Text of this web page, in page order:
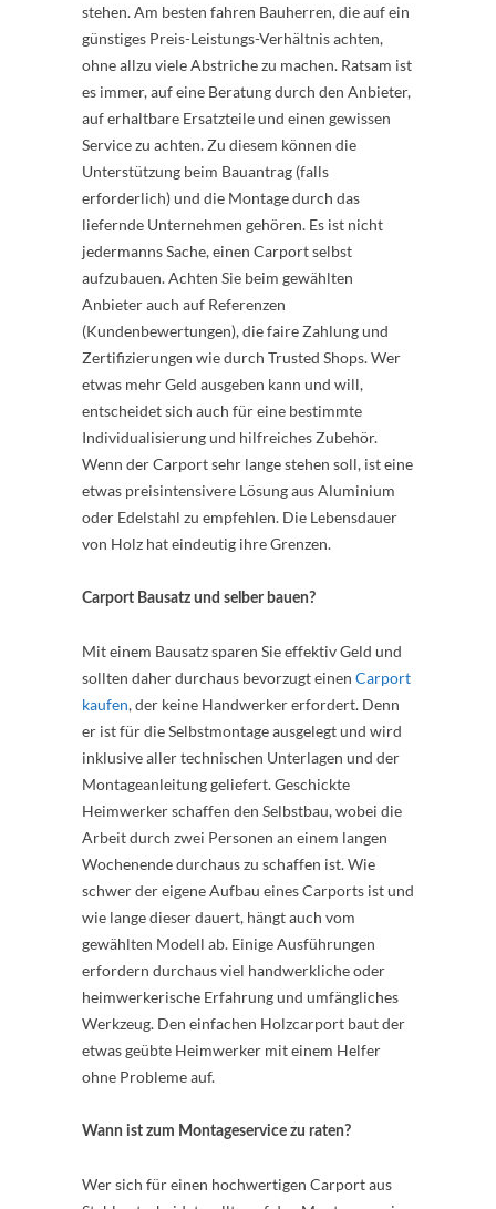
stehen. Am besten fahren Bauherren, die auf ein
günstiges Preis-Leistungs-Verhältnis achten,
ohne allzu viele Abstriche zu machen. Ratsam ist
es immer, auf eine Beratung durch den Anbieter,
auf erhaltbare Ersatzteile und einen gewissen
Service zu achten. Zu diesem können die
Unterstützung beim Bauantrag (falls
erforderlich) und die Montage durch das
liefernde Unternehmen gehören. Es ist nicht
jedermanns Sache, einen Carport selbst
aufzubauen. Achten Sie beim gewählten
Anbieter auch auf Referenzen
(Kundenbewertungen), die faire Zahlung und
Zertifizierungen wie durch Trusted Shops. Wer
etwas mehr Geld ausgeben kann und will,
entscheidet sich auch für eine bestimmte
Individualisierung und hilfreiches Zubehör.
Wenn der Carport sehr lange stehen soll, ist eine
etwas preisintensivere Lösung aus Aluminium
oder Edelstahl zu empfehlen. Die Lebensdauer
von Holz hat eindeutig ihre Grenzen.
Carport Bausatz und selber bauen?
Mit einem Bausatz sparen Sie effektiv Geld und
sollten daher durchaus bevorzugt einen Carport
kaufen, der keine Handwerker erfordert. Denn
er ist für die Selbstmontage ausgelegt und wird
inklusive aller technischen Unterlagen und der
Montageanleitung geliefert. Geschickte
Heimwerker schaffen den Selbstbau, wobei die
Arbeit durch zwei Personen an einem langen
Wochenende durchaus zu schaffen ist. Wie
schwer der eigene Aufbau eines Carports ist und
wie lange dieser dauert, hängt auch vom
gewählten Modell ab. Einige Ausführungen
erfordern durchaus viel handwerkliche oder
heimwerkerische Erfahrung und umfängliches
Werkzeug. Den einfachen Holzcarport baut der
etwas geübte Heimwerker mit einem Helfer
ohne Probleme auf.
Wann ist zum Montageservice zu raten?
Wer sich für einen hochwertigen Carport aus